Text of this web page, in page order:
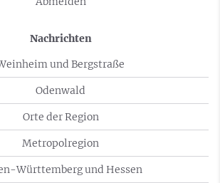
Nachrichten
und Bergstraße
Odenwald
Orte der Region
Metropolregion
Württemberg und Hessen